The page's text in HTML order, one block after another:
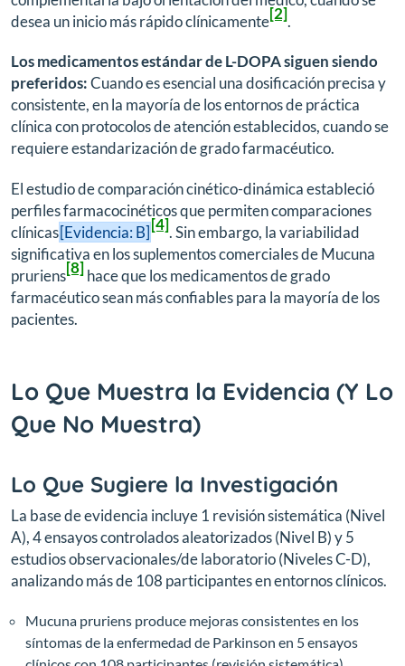
desea un inicio más rápido clínicamente[2].
Los medicamentos estándar de L-DOPA siguen siendo
preferidos:Cuando es esencial una dosificación precisa y
consistente, en la mayoría de los entornos de práctica
clínica con protocolos de atención establecidos, cuando se
requiere estandarización de grado farmacéutico.
El estudio de comparación cinético-dinámica estableció
perfiles farmacocinéticos que permiten comparaciones
clínicas[Evidencia: B][4]. Sin embargo, la variabilidad
significativa en los suplementos comerciales de Mucuna
pruriens[8]hace que los medicamentos de grado
farmacéutico sean más confiables para la mayoría de los
pacientes.
Lo Que Muestra la Evidencia (Y Lo
Que No Muestra)
Lo Que Sugiere la Investigación
La base de evidencia incluye 1 revisión sistemática (Nivel
A), 4 ensayos controlados aleatorizados (Nivel B) y 5
estudios observacionales/de laboratorio (Niveles C-D),
analizando más de 108 participantes en entornos clínicos.
Mucuna pruriens produce mejoras consistentes en los
síntomas de la enfermedad de Parkinson en 5 ensayos